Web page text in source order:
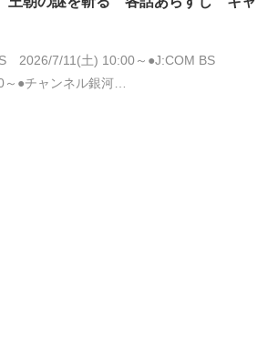
2026/7/11(土) 10:00～●J:COM BS
●チャンネル銀河…